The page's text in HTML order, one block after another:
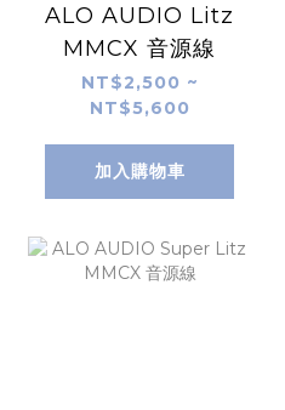
ALO AUDIO Litz
MMCX 音源線
NT$2,500 ~
NT$5,600
加入購物車